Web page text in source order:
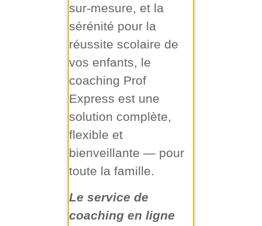
sur-mesure, et la
sérénité pour la
réussite scolaire de
vos enfants, le
coaching Prof
Express est une
solution complète,
flexible et
bienveillante — pour
toute la famille.
Le service de
coaching en ligne